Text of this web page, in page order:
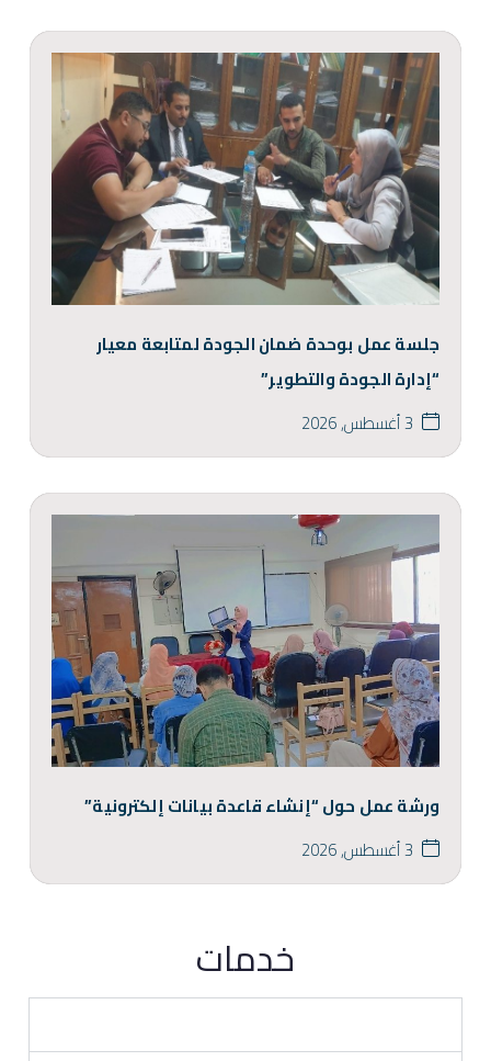
جلسة عمل بوحدة ضمان الجودة لمتابعة معيار
“إدارة الجودة والتطوير”
3 أغسطس, 2026
ورشة عمل حول “إنشاء قاعدة بيانات إلكترونية”
3 أغسطس, 2026
خدمات